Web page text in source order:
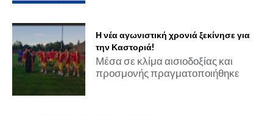
Η νέα αγωνιστική χρονιά ξεκίνησε για
την Καστοριά!
Μέσα σε κλίμα αισιοδοξίας και
προσμονής πραγματοποιήθηκε